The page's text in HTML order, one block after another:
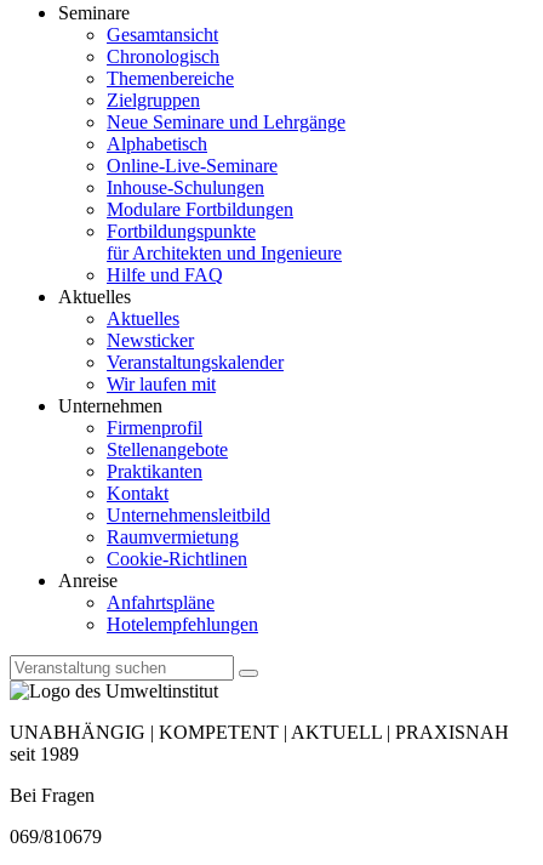
Seminare
Gesamtansicht
Chronologisch
Themenbereiche
Zielgruppen
Neue Seminare und Lehrgänge
Alphabetisch
Online-Live-Seminare
Inhouse-Schulungen
Modulare Fortbildungen
Fortbildungspunkte
für Architekten und Ingenieure
Hilfe und FAQ
Aktuelles
Aktuelles
Newsticker
Veranstaltungskalender
Wir laufen mit
Unternehmen
Firmenprofil
Stellenangebote
Praktikanten
Kontakt
Unternehmensleitbild
Raumvermietung
Cookie-Richtlinen
Anreise
Anfahrtspläne
Hotelempfehlungen
UNABHÄNGIG | KOMPETENT | AKTUELL | PRAXISNAH
seit 1989
Bei Fragen
069/810679